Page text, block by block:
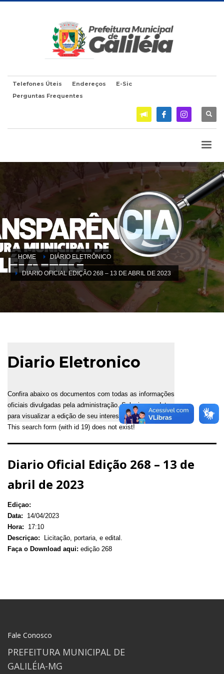
Telefones Úteis Endereços
E-Sic
Perguntas Frequentes
HOME DIÁRIO ELETRÔNICO
DIARIO OFICIAL EDIÇÃO 268 – 13 DE ABRIL DE 2023
Diario Eletronico
Confira abaixo os documentos com todas as informações
oficiais divulgadas pela administração. Selecione a data
para visualizar a edição de seu interesse.
This search form (with id 19) does not exist!
Diario Oficial Edição 268 – 13 de
abril de 2023
Ediçao:
Data:
14/04/2023
Hora:
17:10
Descriçao:
Licitação, portaria, e edital.
Faça o Download aqui: edição 268
Fale Conosco
PREFEITURA MUNICIPAL DE
GALILÉIA-MG